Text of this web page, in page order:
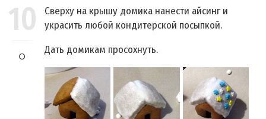
10
Сверху на крышу домика нанести айсинг и
украсить любой кондитерской посыпкой.
Дать домикам просохнуть.